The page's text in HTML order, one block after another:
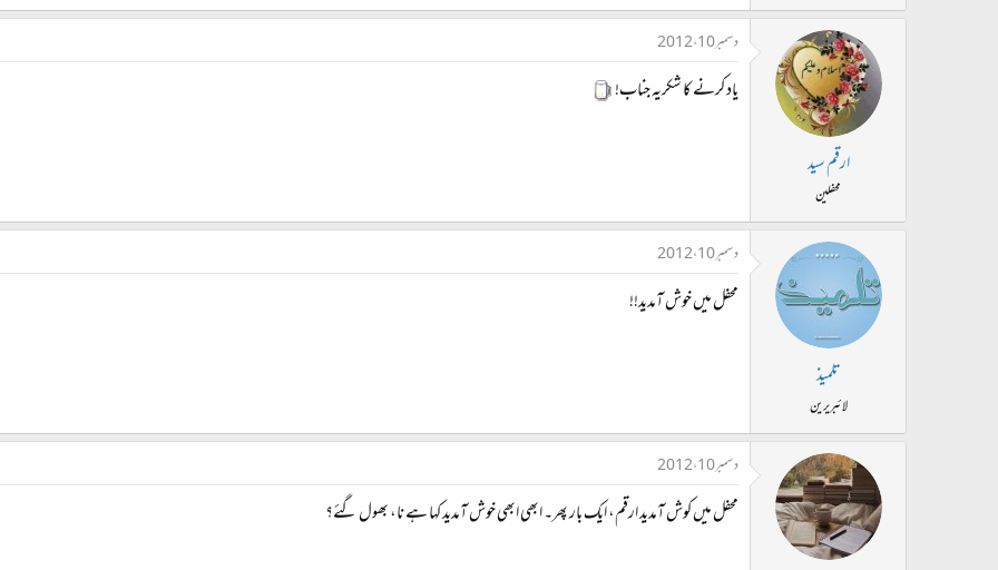
ارقم سید
محفلین
دسمبر 10، 2012
یاد کرنے کا شکریہ جناب!
تلمیذ
لائبریرین
دسمبر 10، 2012
محفل میں خوش آمدید!!
دسمبر 10، 2012
محفل میں کوش آمدید ارقم، ایک بار پھر۔ ابھی ابھی خوش آمدید کہا ہے نا، بھول گئے؟